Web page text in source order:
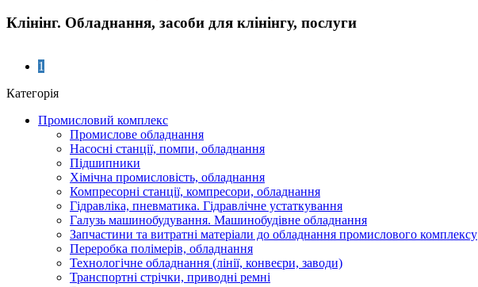
Клінінг. Обладнання, засоби для клінінгу, послуги
1
Категорія
Промисловий комплекс
Промислове обладнання
Насосні станції, помпи, обладнання
Підшипники
Хімічна промисловість, обладнання
Компресорні станції, компресори, обладнання
Гідравліка, пневматика. Гідравлічне устаткування
Галузь машинобудування. Машинобудівне обладнання
Запчастини та витратні матеріали до обладнання промислового комплексу
Переробка полімерів, обладнання
Технологічне обладнання (лінії, конвеєри, заводи)
Транспортні стрічки, приводні ремні